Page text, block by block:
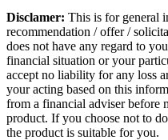
Disclamer: This is for general
recommendation / offer /
does not have any regard to
financial situation or your
accept no liability for any loss
your acting based on this
from a financial adviser before
product. If you choose not to
the product is suitable for you.